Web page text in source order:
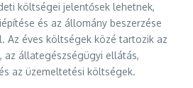
költségei jelentősek lehetnek,
és az állomány beszerzése
Az éves költségek közé tartozik az
az állategészségügyi ellátás,
az üzemeltetési költségek.